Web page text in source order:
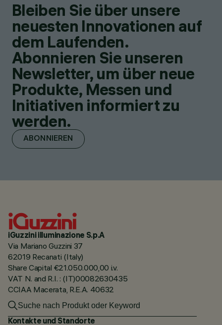
Bleiben Sie über unsere
neuesten Innovationen auf
dem Laufenden.
Abonnieren Sie unseren
Newsletter, um über neue
Produkte, Messen und
Initiativen informiert zu
werden.
ABONNIEREN
iGuzzini illuminazione S.p.A
Via Mariano Guzzini 37
62019 Recanati (Italy)
Share Capital €21.050.000,00 i.v.
VAT N. and R.I. : (IT)00082630435
CCIAA Macerata, R.E.A. 40632
Kontakte und Standorte